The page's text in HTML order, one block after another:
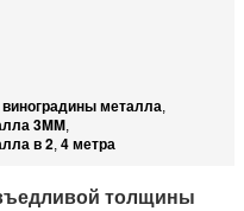
металла,
3MM,
в 2, 4 метра
толщины